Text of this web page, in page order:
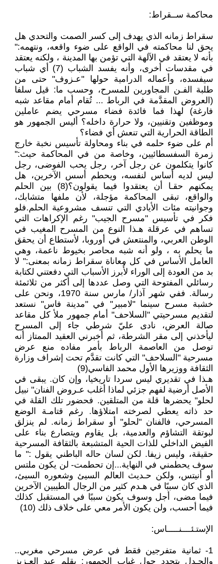
محاكمة ســقراط:
سقراط زمانه الذي يهدف إلى كسر الصمت والتحدي هل
يحق لنا محاكمته في الواقع على ضوء واقعه، ونتهمه:"
بأنه لا يعتقد في الآلهة التي تؤمن بها المدينة ، ولكنه يعتقد
في مقدسات أخرى، وأنه يفسد الشباب (7) أي شباب
سيفسده، وأعماله الدرامية حولها "عـزوف" حتى من
طلبة الفـن المجاورين للمسرح، وحسب ما: قيل سلفا
(العروض المقدَّمة في الرباط ... تُقام أمام مقاعد شبه
فارغة) لهذا فما فائدة فضاء مسرحي يضم عاملين
وموظفين وتقنيين، ولا حرارة داخله؟ أليس الجمهور هو
الطاقة الحرارية التي تنعش أي فضاء؟
أم على ضوء حلمه في بناء ومحاولة تأسيس نخبة خارج
زمرة السفسطائيين، وخاصة من في المحاكمة حيث:"
كانوا يتكلمون عن رجل آخر، رجل يحب الفوضى، رجل
ليس لديه أساس لنفسه، ويحطم أسس الآخرين، هل
يمكنهم حقـا أن يعتقدوا فيما يقولون؟(8) بين الحلم
والواقع، تبقى المحاكمة مؤجلة، لأن ملفها متشابك،
وجوانيته مئات الأيادي التي تنسف مشروعية الحلم.فلو
فكر في تأسيس "مسرح الجيب" رغم الإكراهات التي
تساهم في عرقلة هـذا النوع من المسرح المغيب في
الوطن العربي، والمنتعش في أوروبا، لأستطاع أن يحقق
ما يحلم به ، ولو أنه شبه محاصر بخيوط ناعمة، وهي
العامل الأساس في كل معاناة سقراط زمانه بمعنى:" لا
بد من العودة إلى الوراء لأُبرز الأسباب التي دفعتني لكتابة
رسائلي المفتوحة التي وصل عددها إلى أكثر من ثلاثمئة
رسالة. ففي شهر آذار/ مارس سنة 1970، ونحن على
خشبة مسرح سينما "لامبير" في "مدينة فاس" نستعد
لتقديم مسرحيتي "السلاحف" أمام جمهور ملأ كل مقاعد
صالة العرض، نادى عليّ شرطي جاء إلى المسرح
ليأخذني إلى مقر الشرطة، ثم أخبرني العقيد الممتاز أنه
توصل من العاصمة الرباط بأمر مفاده منع عرض
مسرحية "السلاحف" التي كانت تقدَّم تحت إشراف وزارة
الثقافة ووزيرها الأول محمد الفاسي(9)
هـذا في تقديري ليس سردا تاريخيا، وإن كان. يبقى في
الأصل أرضية لفهم جزئي لماذا أغلب عـروض الفنان" نبيل
لحلو" يحضرها قلة من المتلقين. فحضور تلك القلة في
حد ذاته يعطي لصرخته امتلاؤها. رغم قتامـة الوضع
المسرحي، فالفنان "لحلو" أو سقراط زمانه. لم ينزلق
لبوتقة التشاؤم والعدمية، بل يقاوم ويتصارع بناء على
الفيض الداخلي للذات الحية المتشبعة بالثقافة المسرحية
حقيقة، وليس زيفا. لكن لسان حاله الباطني يقول :" ما
سوف يحطمني في النهاية...إن تحطمت- لن يكون ملتس
أو أنيتس، ولكن حـديث العالم السيئ وشعوره السيئ،
الذي كان سببًا في هـدم كثير من الرجال الطيبين الآخرين
فيما مضى، أجل وسوف يكون سببًا في المستقبل كذلك
فيما أحسب، ولن يكون الأمر معي على خلاف ذلك (10)
الإستـئــــنـــــاس:
1- ثمانية متفرجين فقط في عرض مسرحي مغربي..
والجـدل يتجدد حول غياب الجمهور: بقلم عبد العـزيز